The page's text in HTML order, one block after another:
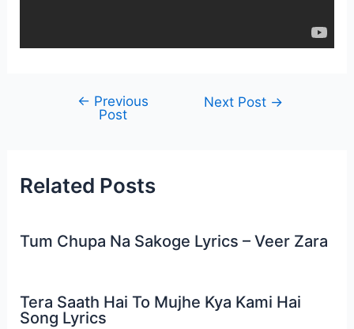
navigation
← Previous
Post
Next Post →
Related Posts
Tum Chupa Na Sakoge Lyrics – Veer Zara
Tera Saath Hai To Mujhe Kya Kami Hai
Song Lyrics